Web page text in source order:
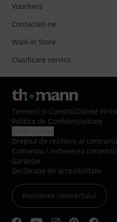
Vouchers
Contactaţi-ne
Walk-in Store
Clasificare servicii
Termeni şi Condiţii/Datele
Politica de Confidenţialitate
Dreptul de reziliere al
Comanda / incheierea comenzii
Garanție
Declarație de accesibilitate
Rezilierea contractului